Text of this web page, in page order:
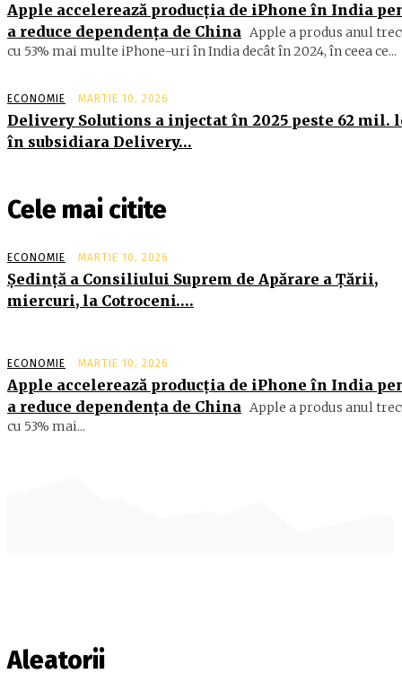
Apple accelerează producția de iPhone în India
a reduce dependența de China Apple a produs anul
cu 53% mai multe iPhone-uri în India decât în 2024, în ceea ce...
ECONOMIE MARTIE 10, 2026
Delivery Solutions a injectat în 2025 peste 62 mil.
în subsidiara Delivery…
Cele mai citite
ECONOMIE MARTIE 10, 2026
Şedinţă a Consiliului Suprem de Apărare a Ţării,
miercuri, la Cotroceni….
ECONOMIE MARTIE 10, 2026
Apple accelerează producția de iPhone în India
a reduce dependența de China Apple a produs anul
cu 53% mai...
Aleatorii